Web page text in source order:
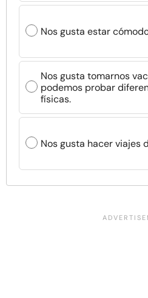
Nos gusta estar
Nos gusta tomarnos
podemos probar
físicas.
Nos gusta hacer viajes